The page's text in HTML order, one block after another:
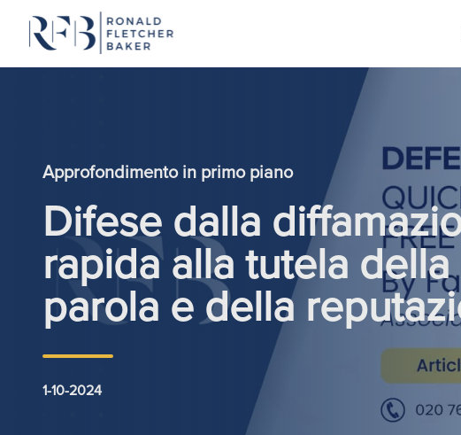
Approfondimento in primo piano
Difese dalla
rapida alla tutela
parola e della
1-10-2024